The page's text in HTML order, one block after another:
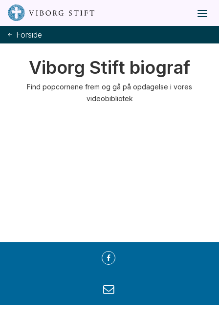
Forside
Viborg Stift biograf
Find popcornene frem og gå på opdagelse i vores
videobibliotek